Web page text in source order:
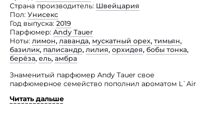
Страна производитель Швейцария
Пол Унисекс
Год выпуска 2019
Парфюмер Andy Tauer
Ноты лимон, лаванда, мускатный орех, тимьян,
базилик, палисандр, лилия, орхидея, бобы тонка,
берёза, ель, амбра
Знаменитый парфюмер Andy Tauer свое
парфюмерное семейство пополнил ароматом L`Air
Читать дальше